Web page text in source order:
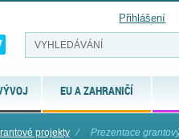
EU A ZAHRANIČÍ
Přihlášení
projekty ⁄
Prezentace